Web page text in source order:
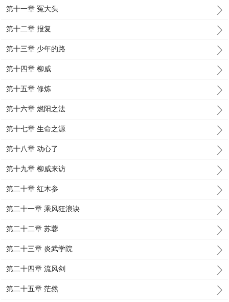
第十一章 冤大头
第十二章 报复
第十三章 少年的路
第十四章 柳威
第十五章 修炼
第十六章 燃阳之法
第十七章 生命之源
第十八章 动心了
第十九章 柳威来访
第二十章 红木参
第二十一章 乘风狂浪诀
第二十二章 苏蓉
第二十三章 炎武学院
第二十四章 流风剑
第二十五章 茫然